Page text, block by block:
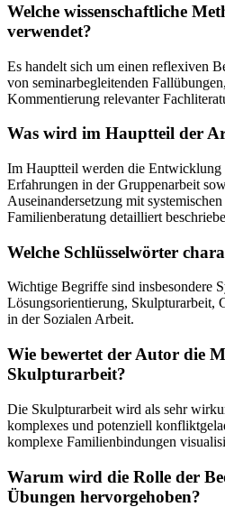
Welche wissenschaftliche
verwendet?
Es handelt sich um einen reflexiven
von seminarbegleitenden
Kommentierung relevanter
Was wird im Hauptteil der
Im Hauptteil werden die Entwicklung
Erfahrungen in der Gruppenarbeit
Auseinandersetzung mit
Familienberatung detailliert
Welche Schlüsselwörter
Wichtige Begriffe sind insbesondere
Lösungsorientierung, Skulpturarbeit,
in der Sozialen Arbeit.
Wie bewertet der Autor die
Skulpturarbeit?
Die Skulpturarbeit wird als sehr
komplexes und potenziell
komplexe Familienbindungen
Warum wird die Rolle der
Übungen hervorgehoben?